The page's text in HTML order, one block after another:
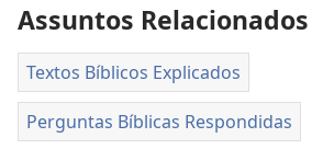
Assuntos Relacionados
Textos Bíblicos Explicados
Perguntas Bíblicas Respondidas